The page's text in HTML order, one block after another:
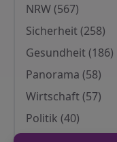
NRW(567)
Sicherheit(258)
Gesundheit(186)
Panorama (58)
Wirtschaft(57)
Politik (40)